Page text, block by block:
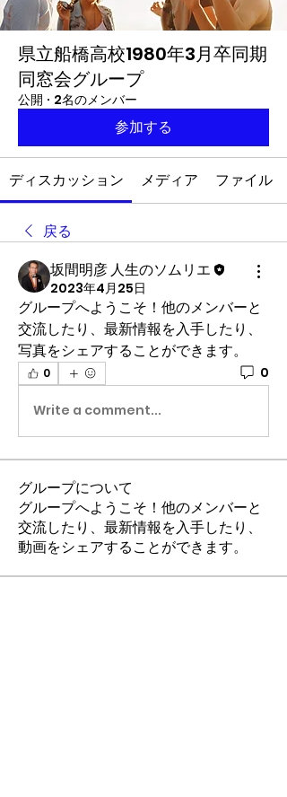
県立船橋高校1980年3月卒同期
同窓会グループ
公開 · 2名のメンバー
参加する
ディスカッション メディア ファイル
戻る
坂間明彦 人生のソムリエ
2023年4月25日
グループへようこそ！他のメンバーと
交流したり、最新情報を入手したり、
写真をシェアすることができます。
0 0
Write a comment...
グループについて
グループへようこそ！他のメンバーと
交流したり、最新情報を入手したり、
動画をシェアすることができます。